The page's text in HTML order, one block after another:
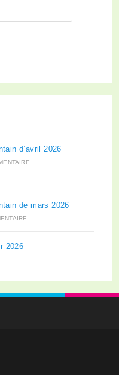
d’avril 2026
de mars 2026
2026